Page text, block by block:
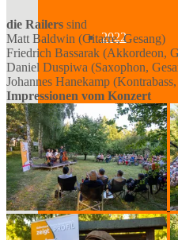
2022
2021
2020
die Railers sind
Matt Baldwin (Gitarre, Gesang)
Friedrich Bassarak (Akkordeon,
Daniel Duspiwa (Saxophon,
Johannes Hanekamp
Impressionen vom Konzert